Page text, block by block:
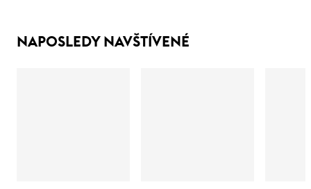
NAPOSLEDY NAVŠTÍVENÉ